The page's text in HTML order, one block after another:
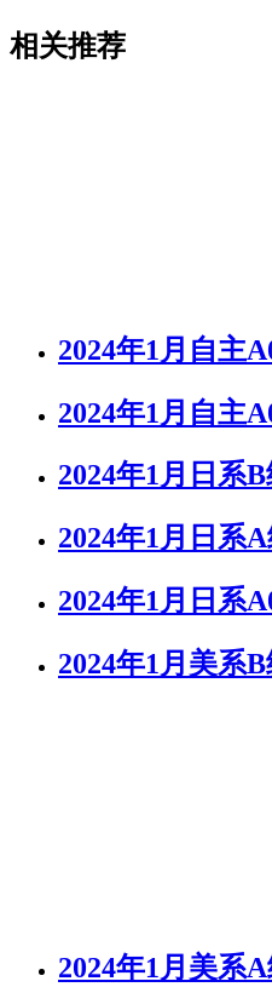
相关推荐
2024年1月自主
2024年1月自主
2024年1月日系
2024年1月日系
2024年1月日系
2024年1月美系
2024年1月美系